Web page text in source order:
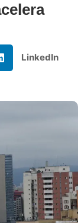
LinkedIn